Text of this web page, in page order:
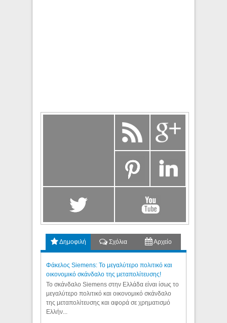
Δημοφιλή Σχόλια Αρχείο
Φάκελος Siemens: Το μεγαλύτερο πολιτικό και
οικονομικό σκάνδαλο της μεταπολίτευσης!
Το σκάνδαλο Siemens στην Ελλάδα είναι ίσως το
μεγαλύτερο πολιτικό και οικονομικό σκάνδαλο
της μεταπολίτευσης και αφορά σε χρηματισμό
Ελλήν...